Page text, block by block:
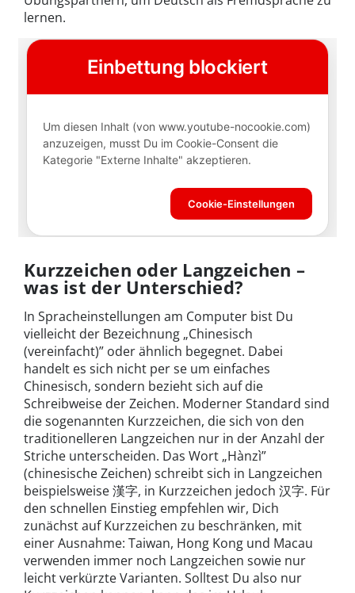
lernen.
Kurzzeichen oder Langzeichen –
was ist der Unterschied?
In Spracheinstellungen am Computer bist Du
vielleicht der Bezeichnung „Chinesisch
(vereinfacht)” oder ähnlich begegnet. Dabei
handelt es sich nicht per se um einfaches
Chinesisch, sondern bezieht sich auf die
Schreibweise der Zeichen. Moderner Standard sind
die sogenannten Kurzzeichen, die sich von den
traditionelleren Langzeichen nur in der Anzahl der
Striche unterscheiden. Das Wort „Hànzì”
(chinesische Zeichen) schreibt sich in Langzeichen
beispielsweise漢字, in Kurzzeichen jedoch 汉字. Für
den schnellen Einstieg empfehlen wir, Dich
zunächst auf Kurzzeichen zu beschränken, mit
einer Ausnahme: Taiwan, Hong Kong und Macau
verwenden immer noch Langzeichen sowie nur
leicht verkürzte Varianten. Solltest Du also nur